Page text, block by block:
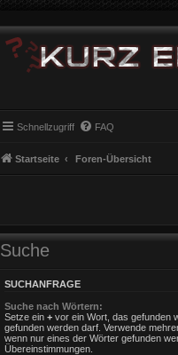
Schnellzugriff FAQ
Startseite Foren-Übersicht
Suche
SUCHANFRAGE
Suche nach Wörtern:
Setze ein + vor ein Wort, das gefunden
gefunden werden darf. Verwende
wenn nur eines der Wörter gefunden
Übereinstimmungen.